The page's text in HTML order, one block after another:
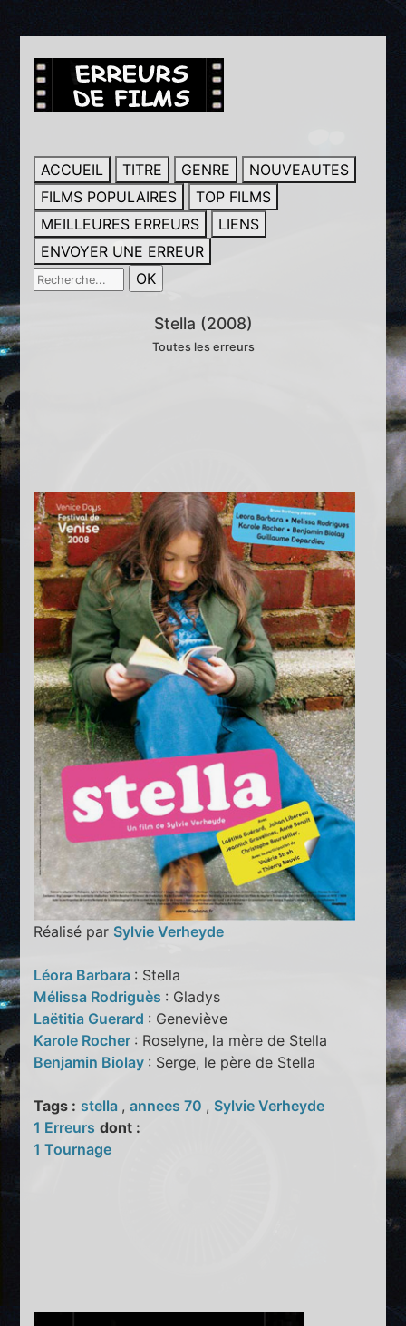
ACCUEIL TITRE GENRE
NOUVEAUTES
FILMS POPULAIRES
TOP FILMS
MEILLEURES ERREURS
LIENS
ENVOYER UNE ERREUR
Stella (2008)
Toutes les erreurs
Réalisé par Sylvie Verheyde
Léora Barbara : Stella
Mélissa Rodriguès : Gladys
Laëtitia Guerard : Geneviève
Karole Rocher : Roselyne, la mère de Stella
Benjamin Biolay : Serge, le père de Stella
Tags : stella ,annees 70 , Sylvie Verheyde
1 Erreurs dont :
1 Tournage